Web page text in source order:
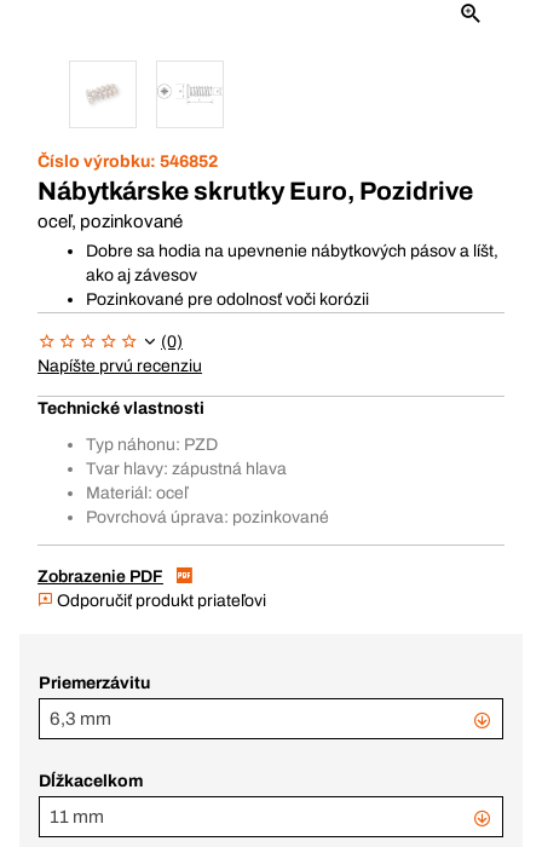
Číslo výrobku: 546852
Nábytkárske skrutky Euro, Pozidrive
oceľ, pozinkované
Dobre sa hodia na upevnenie nábytkových pásov a líšt,
ako aj závesov
Pozinkované pre odolnosť voči korózii
(0)
Napíšte prvú recenziu
Technické vlastnosti
Typ náhonu: PZD
Tvar hlavy: zápustná hlava
Materiál: oceľ
Povrchová úprava: pozinkované
Zobrazenie PDF
Odporučiť produkt priateľovi
Priemerzávitu
6,3 mm
Dĺžkacelkom
11 mm